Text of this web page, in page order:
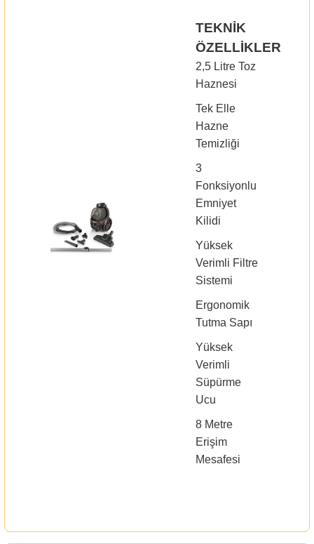
TEKNİK
ÖZELLİKLER
2,5 Litre Toz
Haznesi
Tek Elle
Hazne
Temizliği
3
Fonksiyonlu
Emniyet
Kilidi
Yüksek
Verimli Filtre
Sistemi
Ergonomik
Tutma Sapı
Yüksek
Verimli
Süpürme
Ucu
8 Metre
Erişim
Mesafesi